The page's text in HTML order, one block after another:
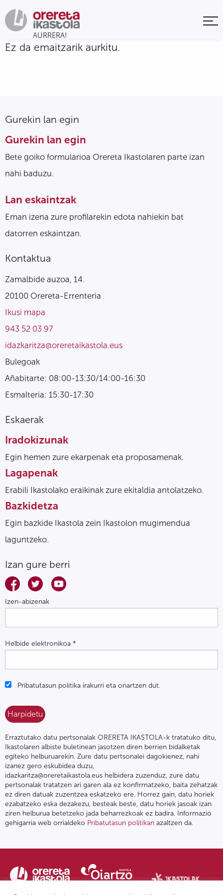
Ez da emaitzarik aurkitu.
Gurekin lan egin
Gurekin lan egin
Bete goiko formularioa Orereta Ikastolaren parte izan
nahi baduzu.
Lan eskaintzak
Eman izena zure profilarekin edota nahiekin bat
datorren eskaintzan.
Kontaktua
Zamalbide auzoa, 14.
20100 Orereta-Errenteria
Ikusi mapa
943 52 03 97
idazkaritza@oreretaikastola.eus
Bulegoak
Añabitarte: 08:00-13:30/14:00-16:30
Esmalteria: 15:30-17:30
Eskaerak
Iradokizunak
Egin hemen zure ekarpenak eta proposamenak.
Lagapenak
Erabili Ikastolako eraikinak zure ekitaldia antolatzeko.
Bazkidetza
Egin bazkide Ikastola zein Ikastolon mugimendua
laguntzeko.
Izan gure berri
Izen-abizenak
Helbide elektronikoa *
Pribatutasun politika irakurri eta onartzen dut.
Erraztutako datu pertsonalak ORERETA IKASTOLA-k tratatuko ditu,
Ikastolaren albiste buletinean jasotzen diren berrien bidalketak
egiteko helburuarekin. Zure datu pertsonalei dagokienez, nahi
izanez gero eskubidea duzu,
idazkaritza@oreretaikastola.eus helbidera zuzenduz, zure datu
pertsonalak tratatzen ari garen ala ez konfirmatzeko, baita zehatzak
ez diren datuak zuzentzea eskatzeko ere. Horrez gain, datu horiek
ezabatzeko eska dezakezu, besteak beste, datu horiek jasoak izan
ziren helburua betetzeko jada beharrezkoak ez badira. Informazio
gehigarria web orrialdeko Pribatutasun politikan azaltzen da.